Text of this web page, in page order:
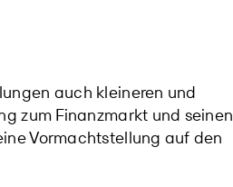
auch kleineren und
zum Finanzmarkt und seinen
Vormachtstellung auf den